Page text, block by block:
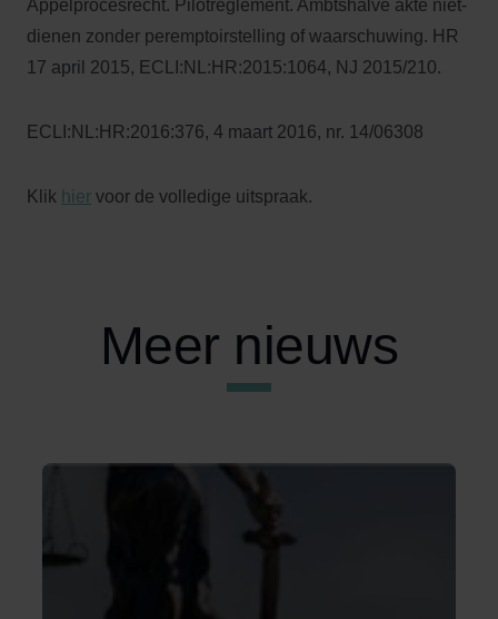
Appelprocesrecht. Pilotreglement. Ambtshalve akte niet-
dienen zonder peremptoirstelling of waarschuwing. HR
17 april 2015, ECLI:NL:HR:2015:1064, NJ 2015/210.
ECLI:NL:HR:2016:376, 4 maart 2016, nr. 14/06308
Klik hier voor de volledige uitspraak.
Meer nieuws